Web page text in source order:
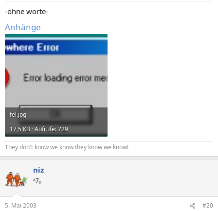
-ohne worte-
Anhänge
fel.jpg
17,5 KB · Aufrufe: 729
They don't know we know they know we know!
niz
ᴬ7ᵪ
5. Mai 2003 #20